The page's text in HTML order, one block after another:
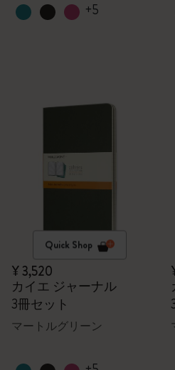
+5
Quick Shop
¥ 3,520
カイエ ジャーナル
3冊セット
マートルグリーン